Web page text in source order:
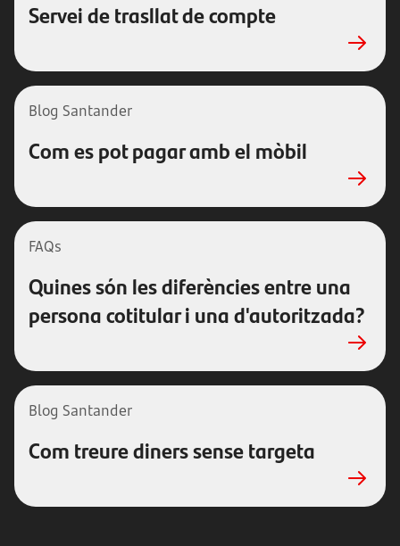
Servei de trasllat de compte
Blog Santander
Com es pot pagar amb el mòbil
FAQs
Quines són les diferències entre una
persona cotitular i una d'autoritzada?
Blog Santander
Com treure diners sense targeta